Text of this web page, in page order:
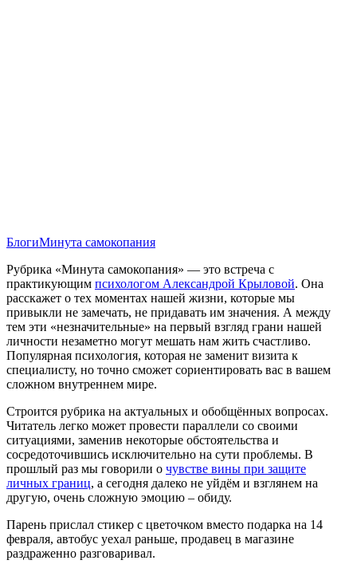
БлогиМинута самокопания
Рубрика «Минута самокопания» — это встреча с
практикующим психологом Александрой Крыловой. Она
расскажет о тех моментах нашей жизни, которые мы
привыкли не замечать, не придавать им значения. А между
тем эти «незначительные» на первый взгляд грани нашей
личности незаметно могут мешать нам жить счастливо.
Популярная психология, которая не заменит визита к
специалисту, но точно сможет сориентировать вас в вашем
сложном внутреннем мире.
Строится рубрика на актуальных и обобщённых вопросах.
Читатель легко может провести параллели со своими
ситуациями, заменив некоторые обстоятельства и
сосредоточившись исключительно на сути проблемы. В
прошлый раз мы говорили о чувстве вины при защите
личных границ, а сегодня далеко не уйдём и взглянем на
другую, очень сложную эмоцию – обиду.
Парень прислал стикер с цветочком вместо подарка на 14
февраля, автобус уехал раньше, продавец в магазине
раздраженно разговаривал.